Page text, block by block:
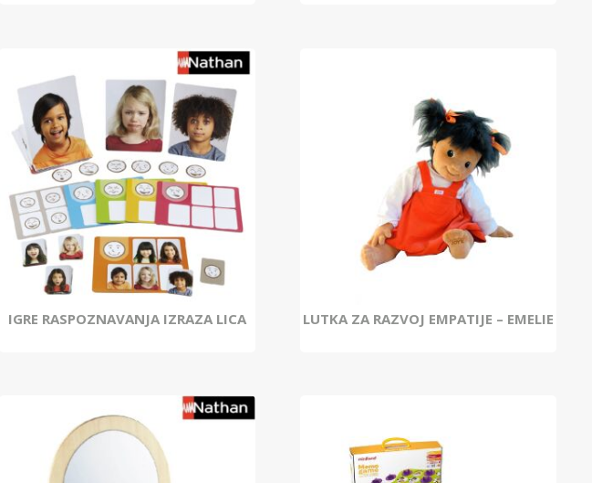
IGRE RASPOZNAVANJA IZRAZA LICA LUTKA ZA RAZVOJ EMPATIJE – EMELIE